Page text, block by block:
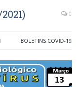
0
BOLETINS COVID-19